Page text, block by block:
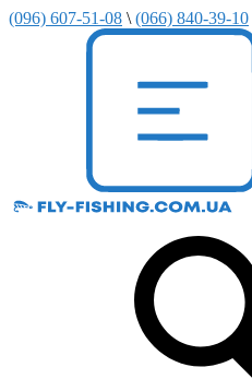
(096) 607-51-08 \ (066) 840-39-10